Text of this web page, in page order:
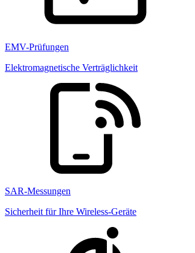
EMV-Prüfungen
Elektromagnetische Verträglichkeit
SAR-Messungen
Sicherheit für Ihre Wireless-Geräte